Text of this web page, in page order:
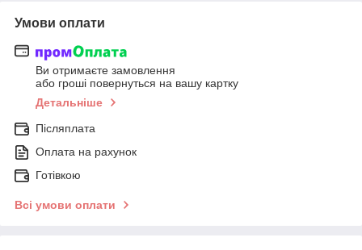
Умови оплати
Ви отримаєте замовлення
або гроші повернуться на вашу картку
Детальніше
Післяплата
Оплата на рахунок
Готівкою
Всі умови оплати